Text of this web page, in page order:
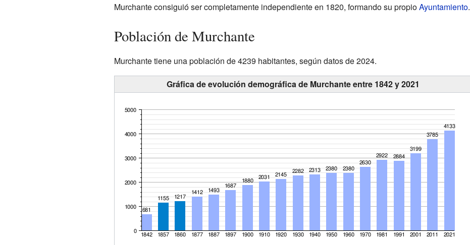
Murchante consiguió ser completamente independiente en 1820, formando su propioAyuntamiento.
Población de Murchante
Murchante tiene una población de 4239 habitantes, según datos de 2024.
Gráfica de evolución demográfica de Murchante entre 1842 y 2021